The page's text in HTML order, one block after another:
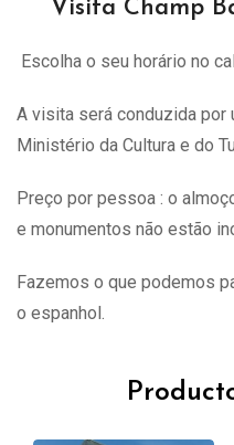
Visita Champ
Escolha o seu horário no
A visita será conduzida por
Ministério da Cultura e do
Preço por pessoa : o
e monumentos não estão
Fazemos o que podemos
o espanhol.